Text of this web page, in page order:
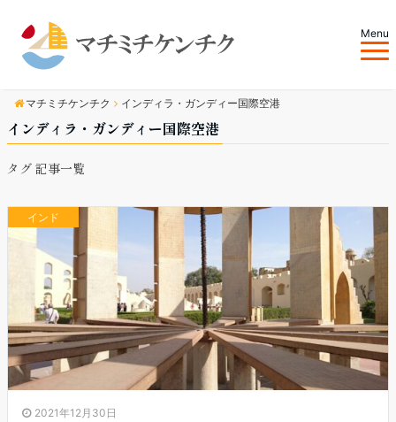
Menu
マチミチケンチク インディラ・ガンディー国際空港
インディラ・ガンディー国際空港
タグ 記事一覧
インド
2021年12月30日